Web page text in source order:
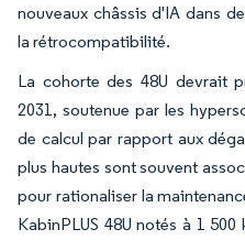
nouveaux châssis d'IA dans
la rétrocompatibilité.
La cohorte des 48U devrait
2031, soutenue par les
de calcul par rapport aux
plus hautes sont souvent
pour rationaliser la
KabinPLUS 48U notés à 1